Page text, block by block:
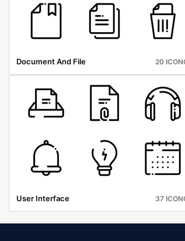
Document And File 20
User Interface 37